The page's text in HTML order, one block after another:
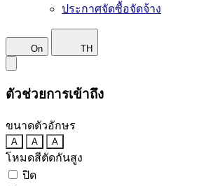
ประกาศจัดซื้อจัดจ้าง
On TH
ตัวช่วยการเข้าถึง
ขนาดตัวอักษร
A A A
โหมดสีตัดกันสูง
ปิด